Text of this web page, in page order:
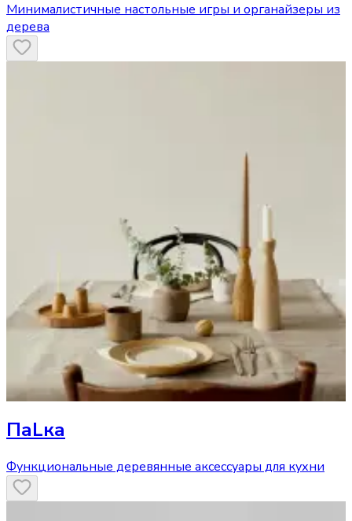
Минималистичные настольные игры и органайзеры из
дерева
ПаLка
Функциональные деревянные аксессуары для кухни